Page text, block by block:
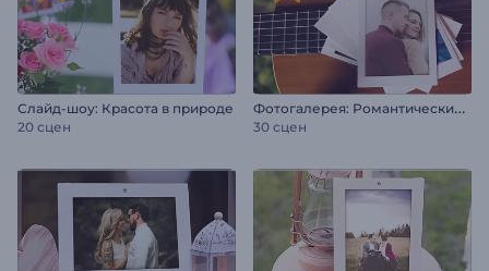
Слайд-шоу: Красота в природе
20 сцен
Ф
отогалерея: Романтический вечер
30 сцен